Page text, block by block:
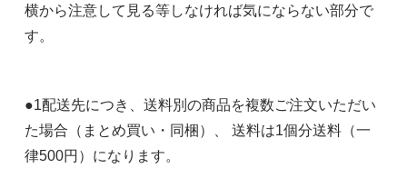
横から注意して見る等しなければ気にならない部分で
す。
●1配送先につき、送料別の商品を複数ご注文いただい
た場合（まとめ買い・同梱）、 送料は1個分送料（一
律500円）になります。